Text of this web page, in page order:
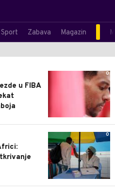
Sport Zabava Magazin
0
u FIBA
0